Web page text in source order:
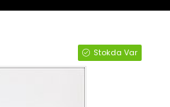
Stokda Var